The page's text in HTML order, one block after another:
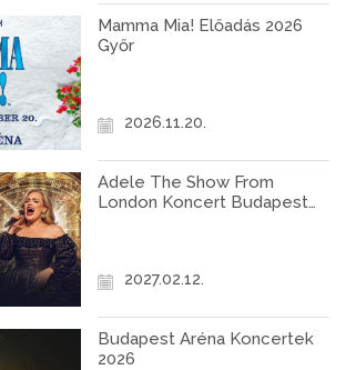
Mamma Mia! Előadás 2026
Győr
2026.11.20.
Adele The Show From
London Koncert Budapest
2027.02.12.
Budapest Aréna Koncertek
2026